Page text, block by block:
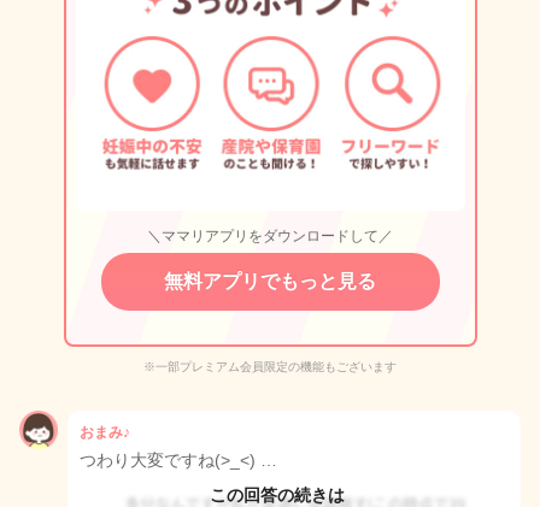
＼ママリアプリをダウンロードして／
無料アプリでもっと見る
※一部プレミアム会員限定の機能もございます
おまみ♪
つわり大変ですね(>_<) …
この回答の続きは